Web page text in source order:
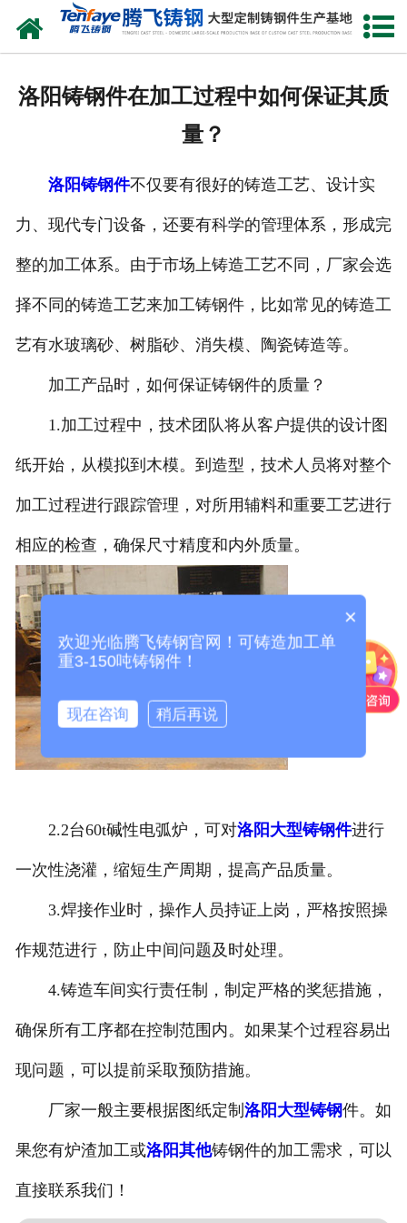
网站首页
生产能力
联系我们
洛阳铸钢件在加工过程中如何保证其质
量？
洛阳铸钢件不仅要有很好的铸造工艺、设计实
力、现代专门设备，还要有科学的管理体系，形成完
整的加工体系。由于市场上铸造工艺不同，厂家会选
择不同的铸造工艺来加工铸钢件，比如常见的铸造工
艺有水玻璃砂、树脂砂、消失模、陶瓷铸造等。
加工产品时，如何保证铸钢件的质量？
1.加工过程中，技术团队将从客户提供的设计图
纸开始，从模拟到木模。到造型，技术人员将对整个
加工过程进行跟踪管理，对所用辅料和重要工艺进行
相应的检查，确保尺寸精度和内外质量。
2.2台60t碱性电弧炉，可对洛阳大型铸钢件进行
一次性浇灌，缩短生产周期，提高产品质量。
3.焊接作业时，操作人员持证上岗，严格按照操
作规范进行，防止中间问题及时处理。
4.铸造车间实行责任制，制定严格的奖惩措施，
确保所有工序都在控制范围内。如果某个过程容易出
现问题，可以提前采取预防措施。
厂家一般主要根据图纸定制 洛阳大型铸钢件。如
果您有炉渣加工或洛阳其他铸钢件的加工需求，可以
直接联系我们！
×
欢迎光临腾飞铸钢官网！可铸造加工单
重3-150吨铸钢件！
现在咨询 稍后再说